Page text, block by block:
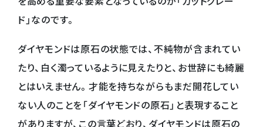
ド」なのです。
ダイヤモンドは原石の状態では、不純物が含まれてい
たり、白く濁っているように見えたりと、お世辞にも綺麗
とはいえません。才能を持ちながらもまだ開花してい
ない人のことを「ダイヤモンドの原石」と表現すること
がありますが、この言葉どおり、ダイヤモンドは原石の